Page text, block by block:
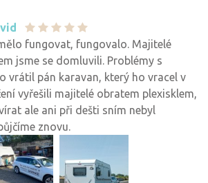
fungovat, fungovalo. Majitelé
jsme se domluvili. Problémy s
vrátil pán karavan, který ho vracel v
vyřešili majitelé obratem plexisklem,
ale ani při dešti sním nebyl
znovu.